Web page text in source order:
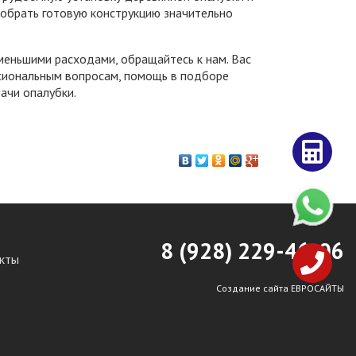
готовую конструкцию значительно
расходами, обращайтесь к нам. Вас
вопросам, помощь в подборе
опалубки.
8 (928) 229-46-06
Создание сайта ЕВРОСАЙТЫ